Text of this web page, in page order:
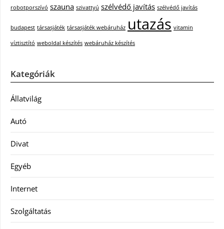
robotporszívó szauna szivattyú szélvédő javítás szélvédő javítás
budapest társasjáték társasjáték webáruház utazás vitamin
víztisztító weboldal készítés webáruház készítés
Kategóriák
Állatvilág
Autó
Divat
Egyéb
Internet
Szolgáltatás